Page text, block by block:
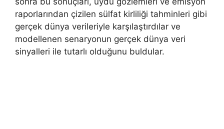
raporlarından çizilen sülfat kirliliği tahminleri gibi
gerçek dünya verileriyle karşılaştırdılar ve
modellenen senaryonun gerçek dünya veri
sinyalleri ile tutarlı olduğunu buldular.